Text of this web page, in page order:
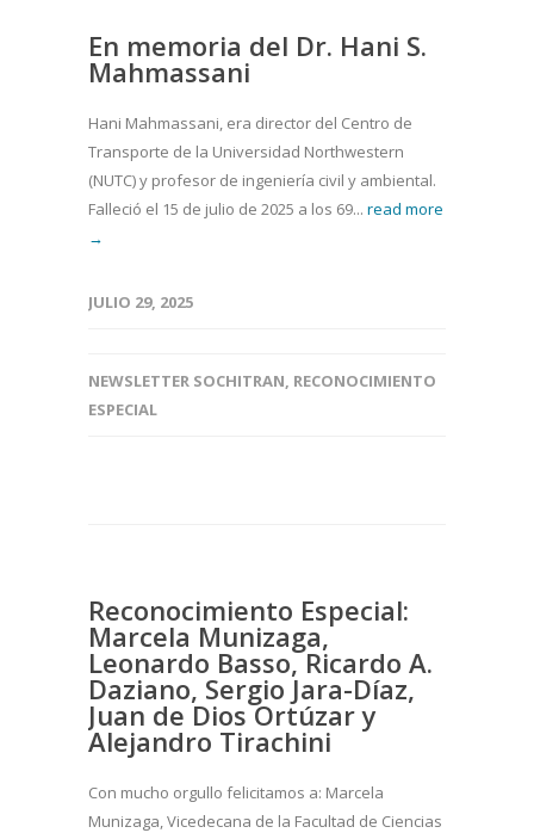
En memoria del Dr. Hani S.
Mahmassani
Hani Mahmassani, era director del Centro de
Transporte de la Universidad Northwestern
(NUTC) y profesor de ingeniería civil y ambiental.
Falleció el 15 de julio de 2025 a los 69... read more
→
JULIO 29, 2025
NEWSLETTER SOCHITRAN, RECONOCIMIENTO
ESPECIAL
Reconocimiento Especial:
Marcela Munizaga,
Leonardo Basso, Ricardo A.
Daziano, Sergio Jara-Díaz,
Juan de Dios Ortúzar y
Alejandro Tirachini
Con mucho orgullo felicitamos a: Marcela
Munizaga, Vicedecana de la Facultad de Ciencias